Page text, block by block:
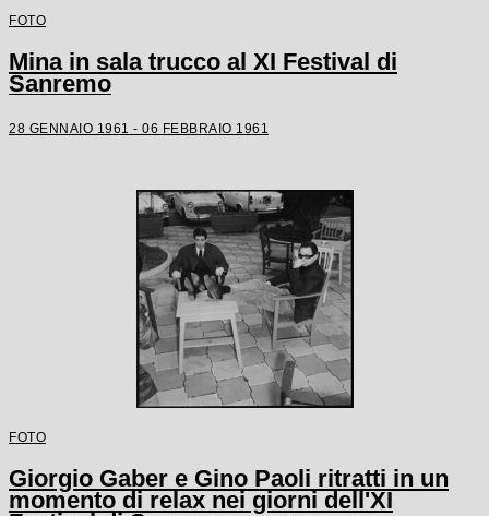
FOTO
Mina in sala trucco al XI Festival di
Sanremo
28 GENNAIO 1961 - 06 FEBBRAIO 1961
FOTO
Giorgio Gaber e Gino Paoli ritratti in un
momento di relax nei giorni dell'XI